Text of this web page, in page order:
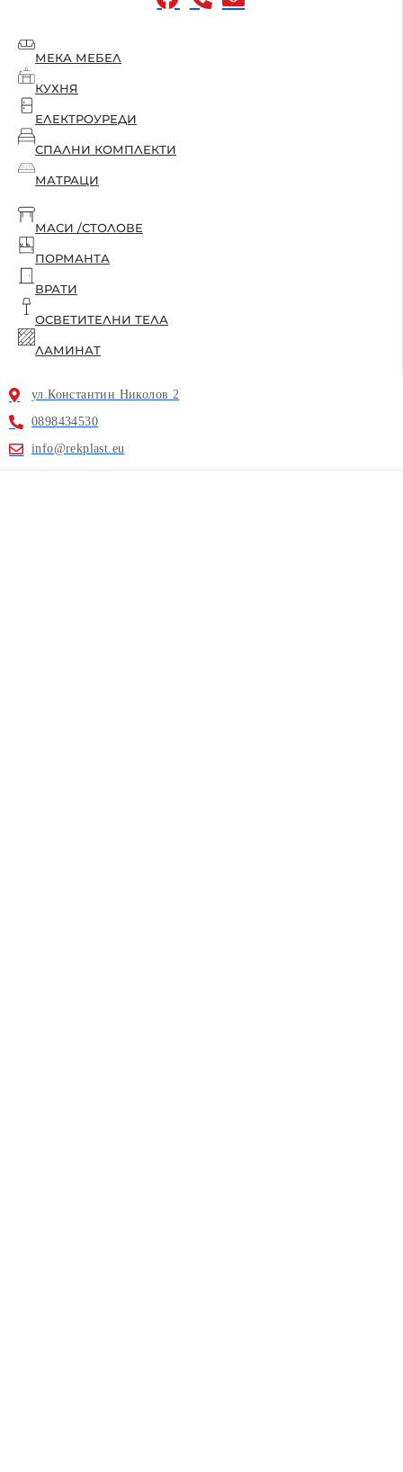
МЕКА МЕБЕЛ
КУХНЯ
ЕЛЕКТРОУРЕДИ
СПАЛНИ КОМПЛЕКТИ
МАТРАЦИ
МАСИ /СТОЛОВЕ
ПОРМАНТА
ВРАТИ
ОСВЕТИТЕЛНИ ТЕЛА
ЛАМИНАТ
ул.Константин Николов 2
0898434530
info@rekplast.eu